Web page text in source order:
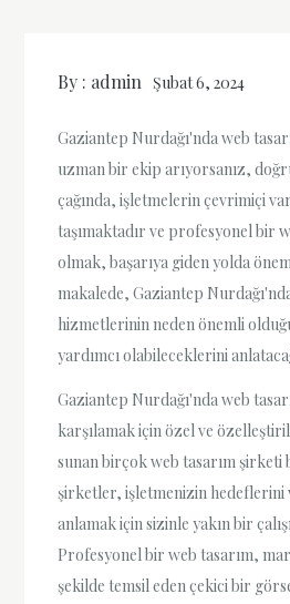
By : admin Şubat 6, 2024
Gaziantep Nurdağı'nda web
uzman bir ekip arıyorsanız,
çağında, işletmelerin çevrimiçi
taşımaktadır ve profesyonel bir
olmak, başarıya giden yolda
makalede, Gaziantep
hizmetlerinin neden önemli
yardımcı olabileceklerini
Gaziantep Nurdağı'nda web
karşılamak için özel ve
sunan birçok web tasarım şirketi
şirketler, işletmenizin hedeflerini
anlamak için sizinle yakın bir
Profesyonel bir web tasarım,
şekilde temsil eden çekici bir